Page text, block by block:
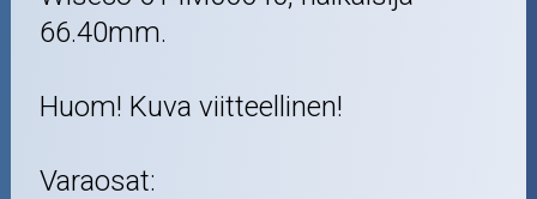
66.40mm.
Huom! Kuva viitteellinen!
Varaosat: